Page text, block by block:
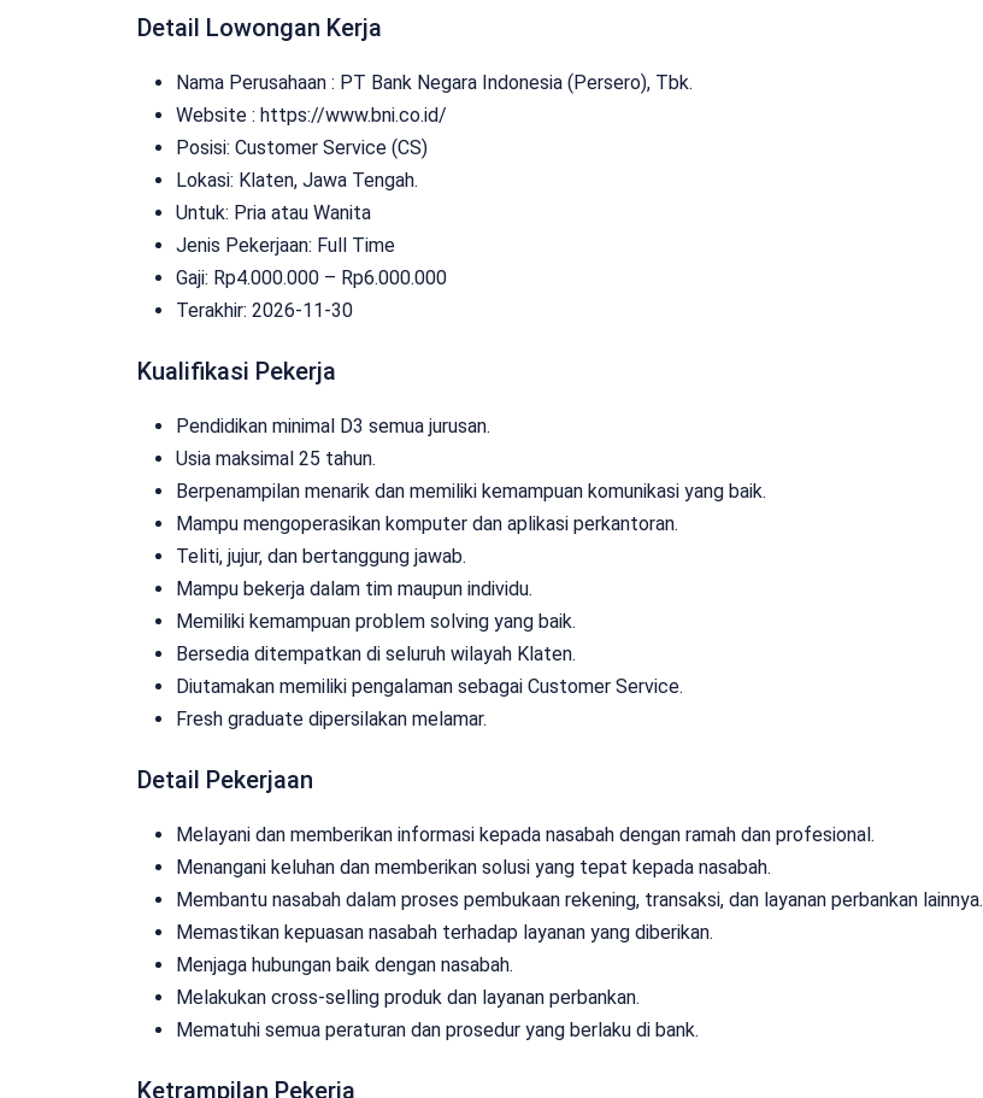
Detail Lowongan Kerja
Nama Perusahaan : PT Bank Negara Indonesia (Persero), Tbk.
Website : https://www.bni.co.id/
Posisi: Customer Service (CS)
Lokasi: Klaten, Jawa Tengah.
Untuk: Pria atau Wanita
Jenis Pekerjaan: Full Time
Gaji: Rp4.000.000 – Rp6.000.000
Terakhir: 2026-11-30
Kualifikasi Pekerja
Pendidikan minimal D3 semua jurusan.
Usia maksimal 25 tahun.
Berpenampilan menarik dan memiliki kemampuan komunikasi yang baik.
Mampu mengoperasikan komputer dan aplikasi perkantoran.
Teliti, jujur, dan bertanggung jawab.
Mampu bekerja dalam tim maupun individu.
Memiliki kemampuan problem solving yang baik.
Bersedia ditempatkan di seluruh wilayah Klaten.
Diutamakan memiliki pengalaman sebagai Customer Service.
Fresh graduate dipersilakan melamar.
Detail Pekerjaan
Melayani dan memberikan informasi kepada nasabah dengan ramah dan profesional.
Menangani keluhan dan memberikan solusi yang tepat kepada nasabah.
Membantu nasabah dalam proses pembukaan rekening, transaksi, dan layanan perbankan lainnya.
Memastikan kepuasan nasabah terhadap layanan yang diberikan.
Menjaga hubungan baik dengan nasabah.
Melakukan cross-selling produk dan layanan perbankan.
Mematuhi semua peraturan dan prosedur yang berlaku di bank.
Ketrampilan Pekerja